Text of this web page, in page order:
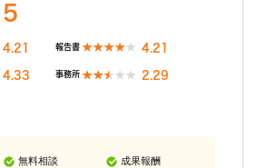
5
4.21 報告書 4.21
4.33 事務所 2.29
無料相談
成果報酬